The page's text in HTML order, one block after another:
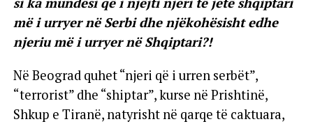
më i urryer në Serbi dhe njëkohësisht edhe
njeriu më i urryer në Shqiptari?!
Në Beograd quhet “njeri që i urren serbët”,
“terrorist” dhe “shiptar”, kurse në Prishtinë,
Shkup e Tiranë, natyrisht në qarqe të caktuara,